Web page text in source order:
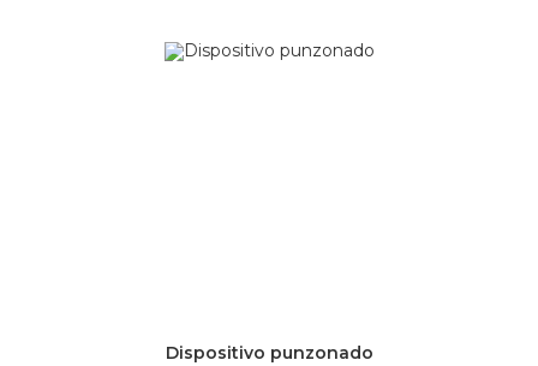
Dispositivo punzonado